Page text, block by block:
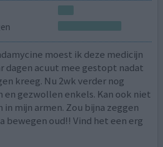
moest ik deze medicijn
dagen acuut mee gestopt nadat
kreeg. Nu 2wk verder nog
gezwollen enkels. Kan ook niet
mijn armen. Zou bijna zeggen
bewegen oud!! Vind het een erg